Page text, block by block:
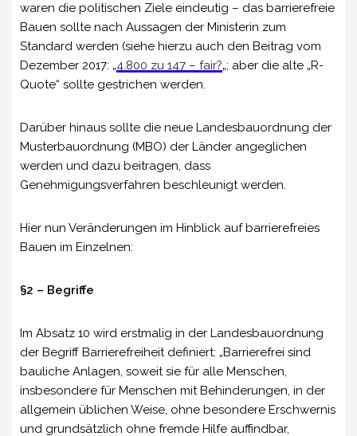
waren die politischen Ziele eindeutig – das barrierefreie
Bauen sollte nach Aussagen der Ministerin zum
Standard werden (siehe hierzu auch den Beitrag vom
Dezember 2017: „4.800 zu 147 – fair?„; aber die alte „R-
Quote“ sollte gestrichen werden.
Darüber hinaus sollte die neue Landesbauordnung der
Musterbauordnung (MBO) der Länder angeglichen
werden und dazu beitragen, dass
Genehmigungsverfahren beschleunigt werden.
Hier nun Veränderungen im Hinblick auf barrierefreies
Bauen im Einzelnen:
§2 – Begriffe
Im Absatz 10 wird erstmalig in der Landesbauordnung
der Begriff Barrierefreiheit definiert: „Barrierefrei sind
bauliche Anlagen, soweit sie für alle Menschen,
insbesondere für Menschen mit Behinderungen, in der
allgemein üblichen Weise, ohne besondere Erschwernis
und grundsätzlich ohne fremde Hilfe auffindbar,